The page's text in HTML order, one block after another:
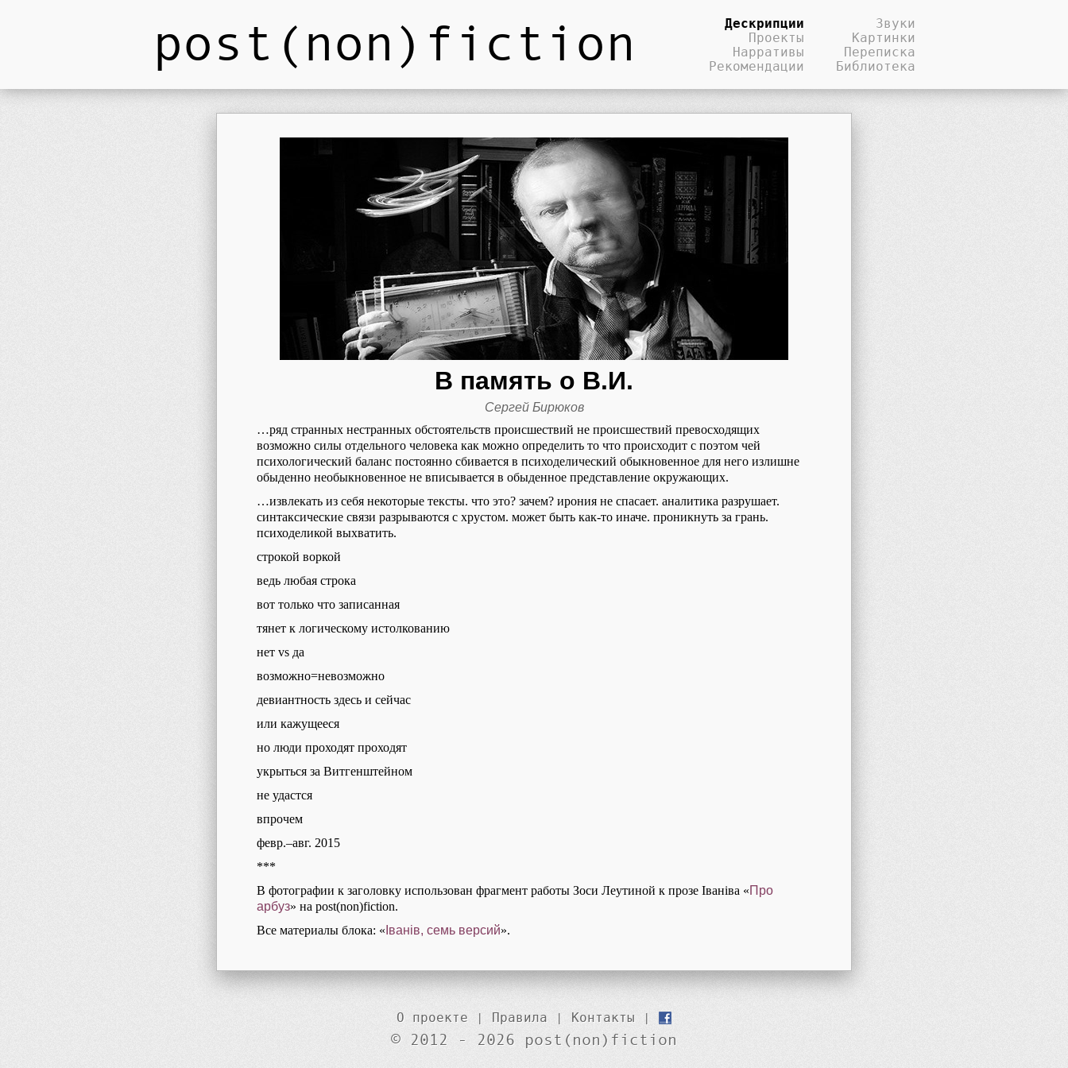
post(non)fiction
Дескрипции
Проекты
Нарративы
Рекомендации
Звуки
Картинки
Переписка
Библиотека
В память о В.И.
Сергей Бирюков
…ряд странных нестранных обстоятельств происшествий не происшествий превосходящих
возможно силы отдельного человека как можно определить то что происходит с поэтом чей
психологический баланс постоянно сбивается в психоделический обыкновенное для него излишне
обыденно необыкновенное не вписывается в обыденное представление окружающих.
…извлекать из себя некоторые тексты. что это? зачем? ирония не спасает. аналитика разрушает.
синтаксические связи разрываются с хрустом. может быть как-то иначе. проникнуть за грань.
психоделикой выхватить.
строкой воркой
ведь любая строка
вот только что записанная
тянет к логическому истолкованию
нет vs да
возможно=невозможно
девиантность здесь и сейчас
или кажущееся
но люди проходят проходят
укрыться за Витгенштейном
не удастся
впрочем
февр.–авг. 2015
***
В фотографии к заголовку использован фрагмент работы Зоси Леутиной к прозе Iванiва «Про
арбуз» на post(non)fiction.
Все материалы блока: « Iванiв, семь версий».
О проекте | Правила | Контакты |
© 2012 - 2026 post(non)fiction